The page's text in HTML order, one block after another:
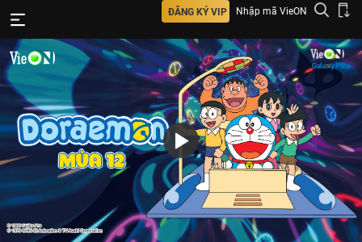
ĐĂNG KÝ VIP Nhập mã VieON